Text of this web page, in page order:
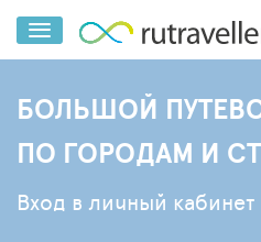
БОЛЬШОЙ
ПО ГОРОДАМ И
Вход в личный кабинет